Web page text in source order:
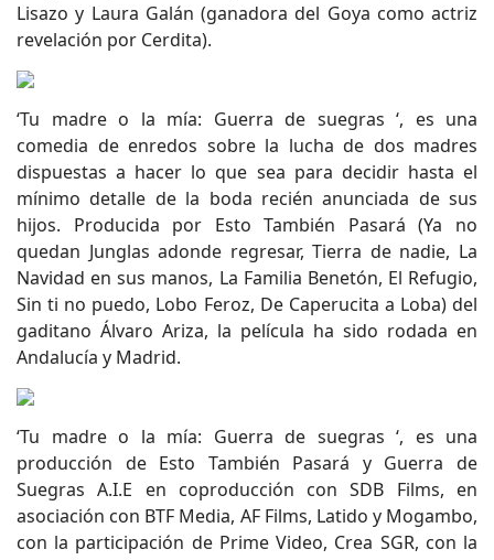
Lisazo y Laura Galán (ganadora del Goya como actriz
revelación por Cerdita).
‘Tu madre o la mía: Guerra de suegras ‘, es una
comedia de enredos sobre la lucha de dos madres
dispuestas a hacer lo que sea para decidir hasta el
mínimo detalle de la boda recién anunciada de sus
hijos. Producida por Esto También Pasará (Ya no
quedan Junglas adonde regresar, Tierra de nadie, La
Navidad en sus manos, La Familia Benetón, El Refugio,
Sin ti no puedo, Lobo Feroz, De Caperucita a Loba) del
gaditano Álvaro Ariza, la película ha sido rodada en
Andalucía y Madrid.
‘Tu madre o la mía: Guerra de suegras ‘, es una
producción de Esto También Pasará y Guerra de
Suegras A.I.E en coproducción con SDB Films, en
asociación con BTF Media, AF Films, Latido y Mogambo,
con la participación de Prime Video, Crea SGR, con la